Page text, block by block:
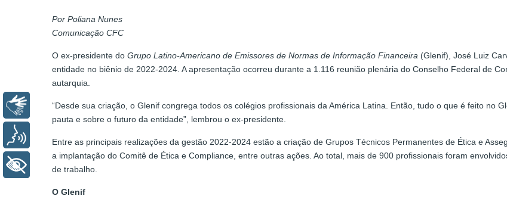
Por Poliana Nunes
Comunicação CFC
O ex-presidente do Grupo Latino-Americano de Emissores de Normas de Informação Financeira (Glenif), José Luiz
entidade no biênio de 2022-2024. A apresentação ocorreu durante a 1.116 reunião plenária do Conselho Federal de
autarquia.
“Desde sua criação, o Glenif congrega todos os colégios profissionais da América Latina. Então, tudo o que é feito no
pauta e sobre o futuro da entidade”, lembrou o ex-presidente.
Entre as principais realizações da gestão 2022-2024 estão a criação de Grupos Técnicos Permanentes de Ética e
a implantação do Comitê de Ética e Compliance, entre outras ações. Ao total, mais de 900 profissionais foram
de trabalho.
O Glenif
Libras
+ Acessibilidade